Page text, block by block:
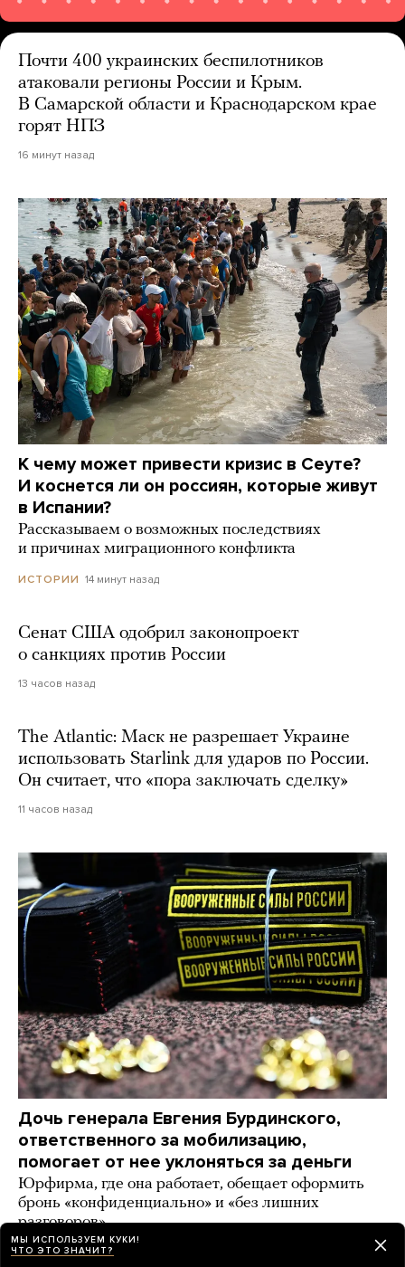
Почти 400 украинских беспилотников
атаковали регионы России и Крым.
В Самарской области и Краснодарском крае
горят НПЗ
16 минут назад
К чему может привести кризис в Сеуте?
И коснется ли он россиян, которые живут
в Испании?
Рассказываем о возможных последствиях
и причинах миграционного конфликта
ИСТОРИИ 14 минут назад
Сенат США одобрил законопроект
о санкциях против России
13 часов назад
The Atlantic: Маск не разрешает Украине
использовать Starlink для ударов по России.
Он считает, что «пора заключать сделку»
11 часов назад
Дочь генерала Евгения Бурдинского,
ответственного за мобилизацию,
помогает от нее уклоняться за деньги
Юрфирма, где она работает, обещает оформить
бронь «конфиденциально» и «без лишних
разговоров»
ИСТОРИИ 15 часов назад
МЫ ИСПОЛЬЗУЕМ КУКИ!
ЧТО ЭТО ЗНАЧИТ?